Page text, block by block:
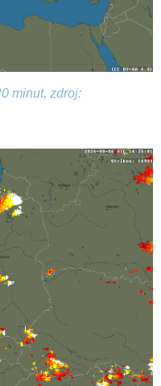
minut, zdroj: